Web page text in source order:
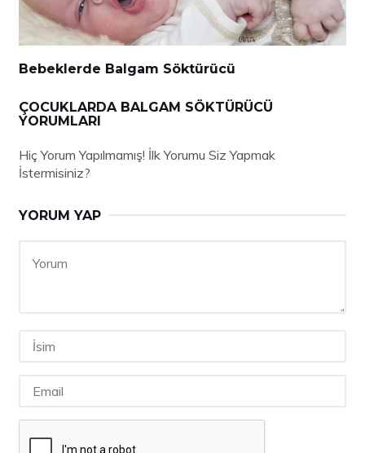
Bebeklerde Balgam Söktürücü
ÇOCUKLARDA BALGAM SÖKTÜRÜCÜ
YORUMLARI
Hiç Yorum Yapılmamış! İlk Yorumu Siz Yapmak
İstermisiniz?
YORUM YAP